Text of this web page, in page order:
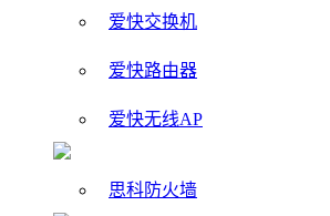
爱快交换机
爱快路由器
爱快无线AP
思科防火墙